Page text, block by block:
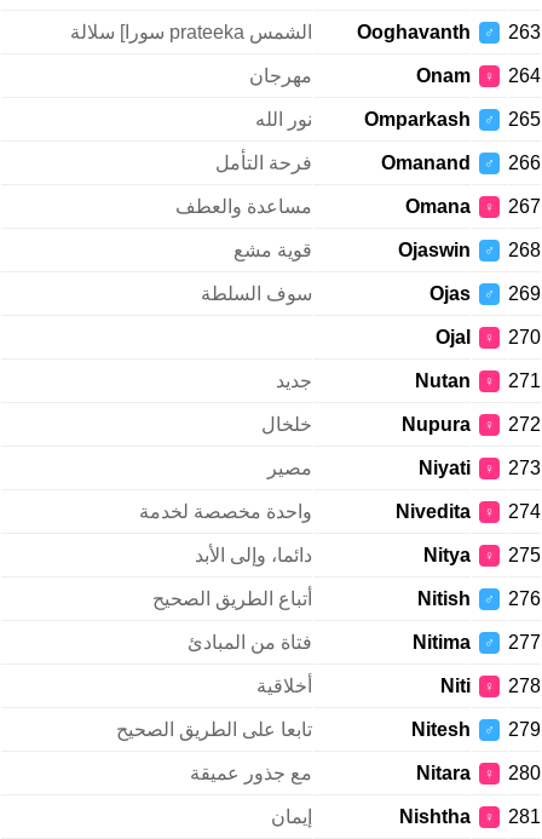
263
♂
Ooghavanth الشمس prateeka سورا] سلالة
264
♀
Onam مهرجان
265
♂
Omparkash نور الله
266
♂
Omanand فرحة التأمل
267
♀
Omana مساعدة والعطف
268
♂
Ojaswin قوية مشع
269
♂
Ojas سوف السلطة
270
♀
Ojal
271
♀
Nutan جديد
272
♀
Nupura خلخال
273
♀
Niyati مصير
274
♀
Nivedita واحدة مخصصة لخدمة
275
♀
Nitya دائما، وإلى الأبد
276
♂
Nitish أتباع الطريق الصحيح
277
♂
Nitima فتاة من المبادئ
278
♀
Niti أخلاقية
279
♂
Nitesh تابعا على الطريق الصحيح
280
♀
Nitara مع جذور عميقة
281
♀
Nishtha إيمان